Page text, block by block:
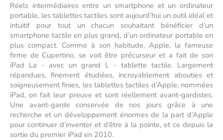
Réels intermédiaires entre un smartphone et un ordinateur
portable, les tablettes tactiles sont aujourd’hui un outil idéal et
intuitif pour tout un chacun souhaitant bénéficier d’un
smartphone tactile en plus grand, d’un ordinateur portable en
plus compact. Comme à son habitude, Apple, la fameuse
firme de Cupertino, se voit être précurseur et a fait de son
iPad La - avec un grand L - tablette tactile. Largement
répandues, finement étudiées, incroyablement abouties et
soigneusement finies, les tablettes tactiles d’Apple, nommées
iPad, on fait leur preuve et sont réellement avant-gardistes.
Une avant-garde conservée de nos jours grâce à une
recherche et un développement énormes de la part d’Apple
pour continuer d’inventer et d’être à la pointe, et ce depuis la
sortie du premier iPad en 2010.